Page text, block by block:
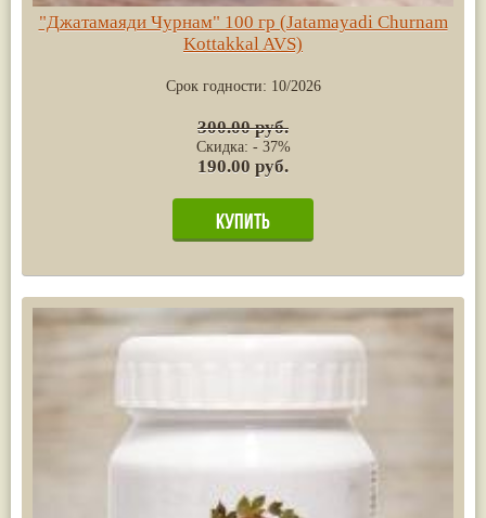
"Джатамаяди Чурнам" 100 гр (Jatamayadi Churnam
Kottakkal AVS)
Срок годности: 10/2026
300.00 руб.
Скидка: - 37%
190.00 руб.